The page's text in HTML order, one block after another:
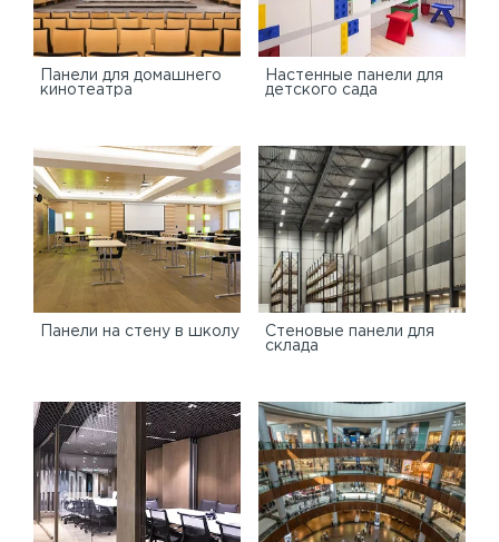
Панели для домашнего
кинотеатра
Настенные панели для
детского сада
Панели на стену в школу
Стеновые панели для
склада